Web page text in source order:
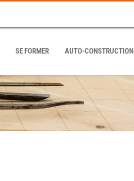
SE FORMER AUTO-CONSTRUCTION